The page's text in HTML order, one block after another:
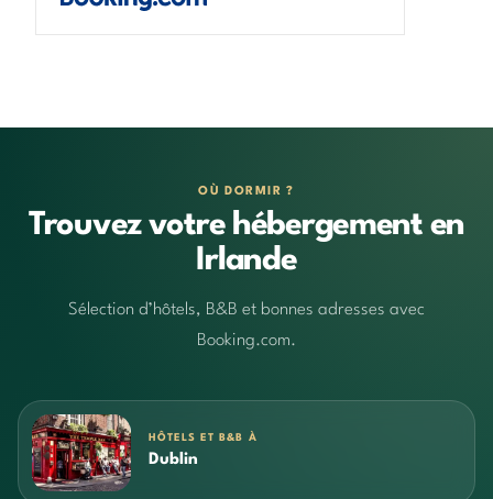
OÙ DORMIR ?
Trouvez votre hébergement en
Irlande
Sélection d’hôtels, B&B et bonnes adresses avec
Booking.com.
HÔTELS ET B&B À
Dublin